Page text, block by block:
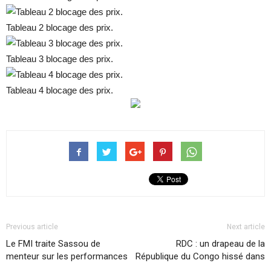
Tableau 2 blocage des prix.
Tableau 3 blocage des prix.
Tableau 4 blocage des prix.
Previous article
Le FMI traite Sassou de
menteur sur les performances
Next article
RDC : un drapeau de la
République du Congo hissé dans